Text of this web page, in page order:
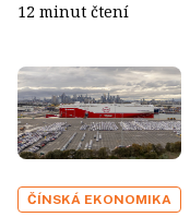
12 minut čtení
ČÍNSKÁ EKONOMIKA